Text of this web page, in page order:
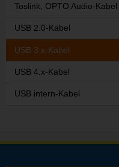
Toslink, OPTO Audio-Kabel
USB 2.0-Kabel
USB 3.x-Kabel
USB 4.x-Kabel
USB intern-Kabel